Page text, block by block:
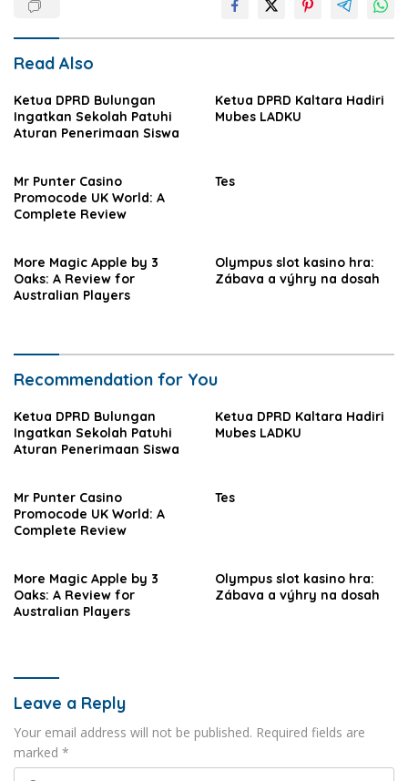
Read Also
Ketua DPRD Bulungan
Ingatkan Sekolah Patuhi
Aturan Penerimaan Siswa
Ketua DPRD Kaltara Hadiri
Mubes LADKU
Mr Punter Casino
Promocode UK World: A
Complete Review
Tes
More Magic Apple by 3
Oaks: A Review for
Australian Players
Olympus slot kasino hra:
Zábava a výhry na dosah
Recommendation for You
Ketua DPRD Bulungan
Ingatkan Sekolah Patuhi
Aturan Penerimaan Siswa
Ketua DPRD Kaltara Hadiri
Mubes LADKU
Mr Punter Casino
Promocode UK World: A
Complete Review
Tes
More Magic Apple by 3
Oaks: A Review for
Australian Players
Olympus slot kasino hra:
Zábava a výhry na dosah
Leave a Reply
Your email address will not be published. Required fields are
marked *